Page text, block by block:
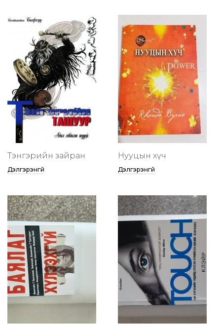
Тэнгэрийн зайран
Дэлгэрэнгүй
Нууцын хүч
Дэлгэрэнгүй